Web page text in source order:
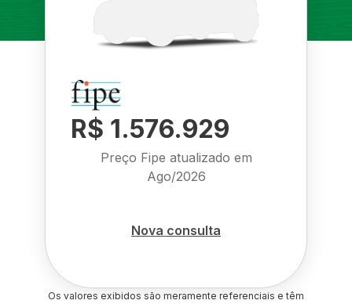
R$ 1.576.929
Preço Fipe atualizado em
Ago/2026
Nova consulta
Os valores exibidos são meramente referenciais e têm